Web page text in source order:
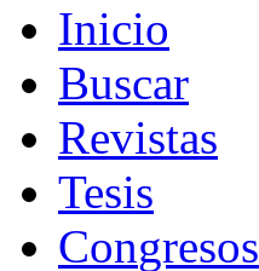
Inicio
Buscar
Revistas
Tesis
Congresos